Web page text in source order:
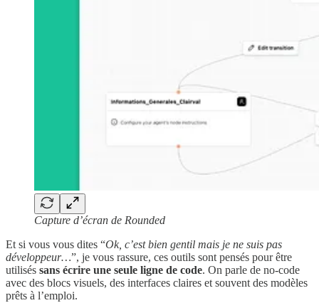
Capture d’écran de Rounded
Et si vous vous dites “Ok, c’est bien gentil mais je ne suis pas
développeur…”, je vous rassure, ces outils sont pensés pour être
utilisés sans écrire une seule ligne de code. On parle de no-code
avec des blocs visuels, des interfaces claires et souvent des modèles
prêts à l’emploi.